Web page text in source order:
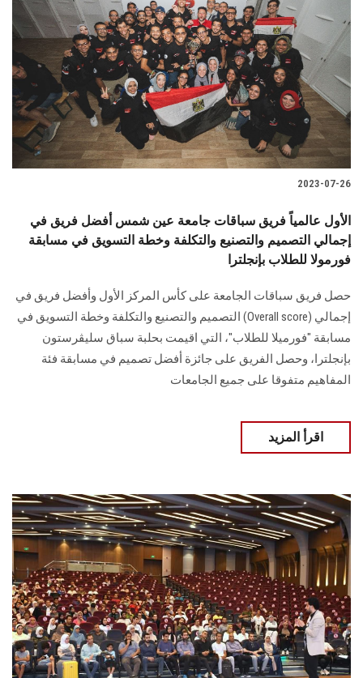
2023-07-26
الأول عالمياً فريق سباقات جامعة عين شمس أفضل فريق في
إجمالي التصميم والتصنيع والتكلفة وخطة التسويق في مسابقة
فورمولا للطلاب بإنجلترا
حصل فريق سباقات الجامعة على كأس المركز الأول وأفضل فريق في
إجمالي (Overall score) التصميم والتصنيع والتكلفة وخطة التسويق في
مسابقة "فورميلا للطلاب"، التي اقيمت بحلبة سباق سليڤرستون
بإنجلترا، وحصل الفريق على جائزة أفضل تصميم في مسابقة فئة
المفاهيم متفوقا على جميع الجامعات
اقرأ المزيد